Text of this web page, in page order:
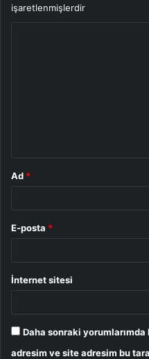
işaretlenmişlerdir
Ad *
E-posta *
İnternet sitesi
Daha sonraki yorumlarımda
adresim ve site adresim bu